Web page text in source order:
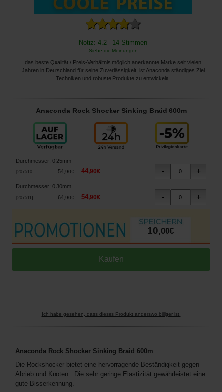
Notiz: 4.2 - 14 Stimmen
Siehe die Meinungen
das beste Qualität / Preis-Verhältnis möglich anerkannte Marke seit vielen
Jahren in Deutschland für seine Zuverlässigkeit, ist Anaconda ständiges Ziel
Techniken und robuste Produkte zu entwickeln.
Anaconda Rock Shocker Sinking Braid 600m
Durchmesser: 0.25mm
207510] 54,90€ 44,90€
Durchmesser: 0.30mm
207511 ] 64,90€ 54,90€
10,00€
Ich habe gesehen, dass dieses Produkt anderswo billiger ist.
Anaconda Rock Shocker Sinking Braid 600m
Die Rockshocker bietet eine hervorragende Beständigkeit gegen
Abrieb und Knoten. Die sehr geringe Elastizität gewährleistet eine
gute Bisserkennung.